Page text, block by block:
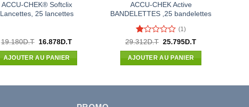
ACCU-CHEK® Softclix
Lancettes, 25 lancettes
19.180D.T Le
initial
était :
16.878D.TLe
AJOUTER AU PANIER
ACCU-CHEK Active
BANDELETTES ,25 bandelettes
Note
sur
5
(1)
29.312D.T Le
initial
était :
25.795D.TLe
AJOUTER AU PANIER